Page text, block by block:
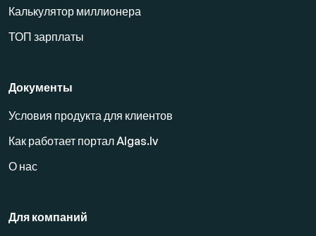
Калькулятор миллионера
ТОП зарплаты
Документы
Условия продукта для клиентов
Как работает портал Algas.lv
О нас
Для компаний